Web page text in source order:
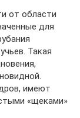
от области
для
Такая
имеют
«щеками»